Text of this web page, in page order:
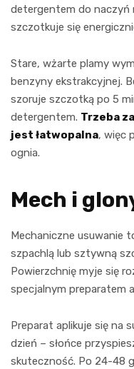
detergentem do naczyń
szczotkuje się
Stare, wżarte plamy
benzyny ekstrakcyjnej.
szoruje szczotką po 5
detergentem. Trzeba
jest łatwopalna, więc
ognia.
Mech i
Mechaniczne usuwanie
szpachlą lub sztywną
Powierzchnię myje się
specjalnym preparatem
Preparat aplikuje się na
dzień – słońce
skuteczność. Po 24-48